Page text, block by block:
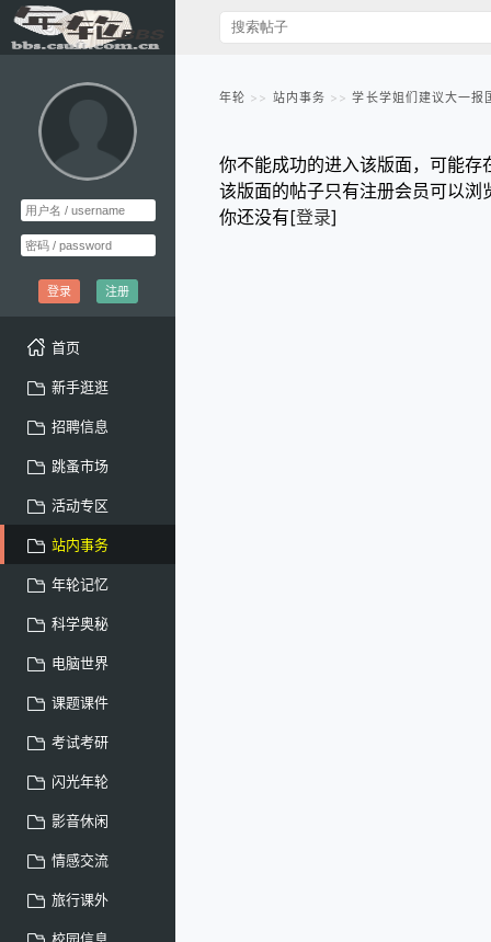
登录 注册
首页
新手逛逛
招聘信息
跳蚤市场
活动专区
站内事务
年轮记忆
科学奥秘
电脑世界
课题课件
考试考研
闪光年轮
影音休闲
情感交流
旅行课外
年轮 站内事务 学长学姐们建议大一报
你不能成功的进入该版面，可能存
该版面的帖子只有注册会员可以浏
你还没有[登录]